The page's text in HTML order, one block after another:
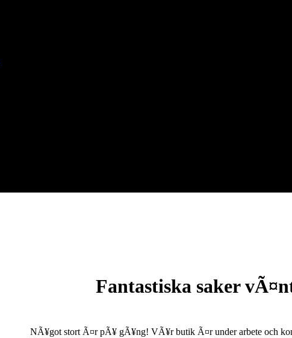
Fantastiska saker
NÃ¥got stort Ã¤r pÃ¥ gÃ¥ng! VÃ¥r butik Ã¤r under arbete och